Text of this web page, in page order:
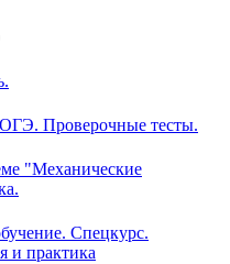
Проверочные тесты.
"Механические
Спецкурс.
и практика